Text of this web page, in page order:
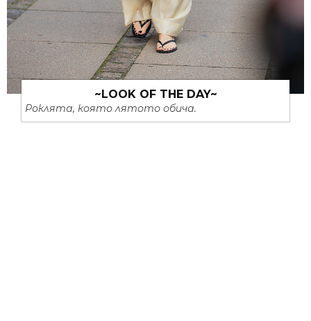
~LOOK OF THE DAY~
Роклята, която лятото обича.